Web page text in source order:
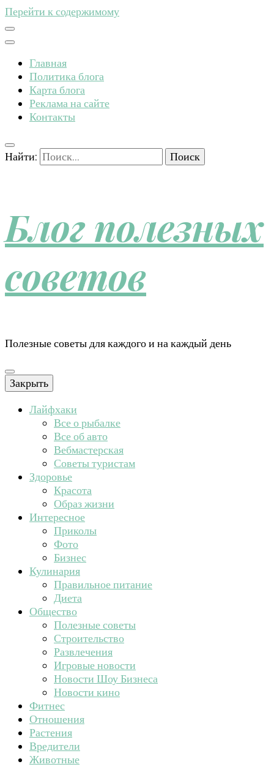
Перейти к содержимому
Главная
Политика блога
Карта блога
Реклама на сайте
Контакты
Найти:
Блог полезных
советов
Полезные советы для каждого и на каждый день
Закрыть
Лайфхаки
Все о рыбалке
Все об авто
Вебмастерская
Советы туристам
Здоровье
Красота
Образ жизни
Интересное
Приколы
Фото
Бизнес
Кулинария
Правильное питание
Диета
Общество
Полезные советы
Строительство
Развлечения
Игровые новости
Новости Шоу Бизнеса
Новости кино
Фитнес
Отношения
Растения
Вредители
Животные